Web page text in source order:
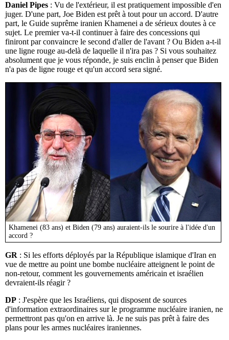
Daniel Pipes : Vu de l'extérieur, il est pratiquement impossible d'en
juger. D'une part, Joe Biden est prêt à tout pour un accord. D'autre
part, le Guide suprême iranien Khamenei a de sérieux doutes à ce
sujet. Le premier va-t-il continuer à faire des concessions qui
finiront par convaincre le second d'aller de l'avant ? Ou Biden a-t-il
une ligne rouge au-delà de laquelle il n'ira pas ? Si vous souhaitez
absolument que je vous réponde, je suis enclin à penser que Biden
n'a pas de ligne rouge et qu'un accord sera signé.
Khamenei (83 ans) et Biden (79 ans) auraient-ils le sourire à l'idée d'un
accord ?
GR : Si les efforts déployés par la République islamique d'Iran en
vue de mettre au point une bombe nucléaire atteignent le point de
non-retour, comment les gouvernements américain et israélien
devraient-ils réagir ?
DP : J'espère que les Israéliens, qui disposent de sources
d'information extraordinaires sur le programme nucléaire iranien, ne
permettront pas qu'on en arrive là. Je ne suis pas prêt à faire des
plans pour les armes nucléaires iraniennes.